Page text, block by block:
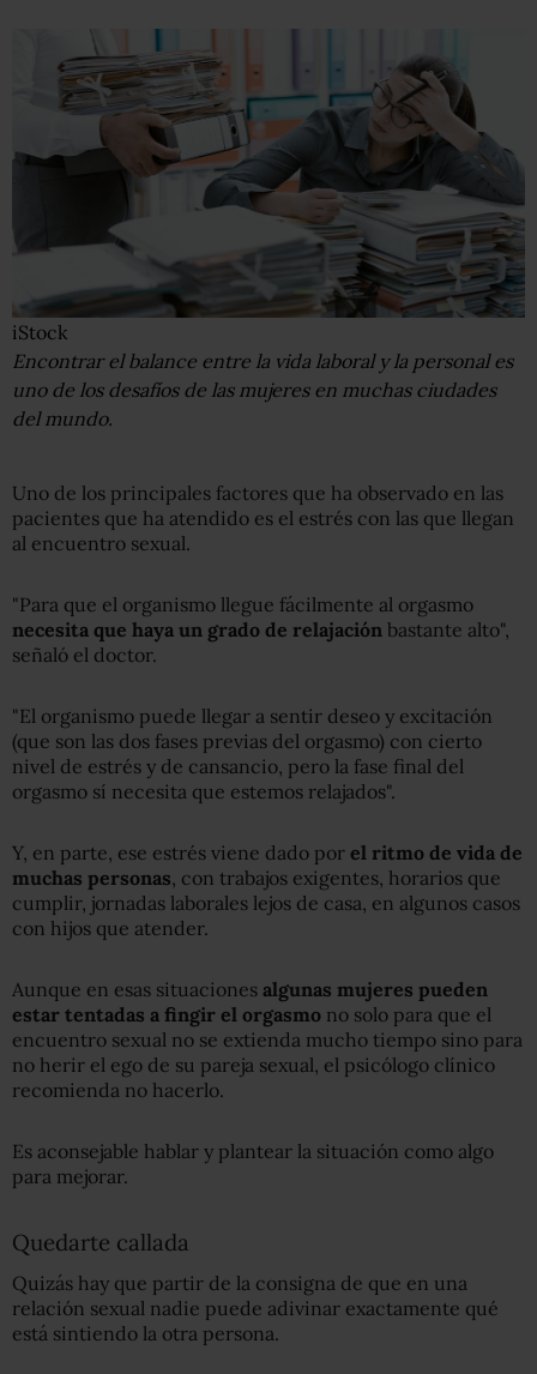
iStock
Encontrar el balance entre la vida laboral y la personal es
uno de los desafíos de las mujeres en muchas ciudades
del mundo.
Uno de los principales factores que ha observado en las
pacientes que ha atendido es el estrés con las que llegan
al encuentro sexual.
"Para que el organismo llegue fácilmente al orgasmo
necesita que haya un grado de relajación bastante alto",
señaló el doctor.
"El organismo puede llegar a sentir deseo y excitación
(que son las dos fases previas del orgasmo) con cierto
nivel de estrés y de cansancio, pero la fase final del
orgasmo sí necesita que estemos relajados".
Y, en parte, ese estrés viene dado por el ritmo de vida de
muchas personas , con trabajos exigentes, horarios que
cumplir, jornadas laborales lejos de casa, en algunos casos
con hijos que atender.
Aunque en esas situaciones algunas mujeres pueden
estar tentadas a fingir el orgasmo no solo para que el
encuentro sexual no se extienda mucho tiempo sino para
no herir el ego de su pareja sexual, el psicólogo clínico
recomienda no hacerlo.
Es aconsejable hablar y plantear la situación como algo
para mejorar.
Quedarte callada
Quizás hay que partir de la consigna de que en una
relación sexual nadie puede adivinar exactamente qué
está sintiendo la otra persona.